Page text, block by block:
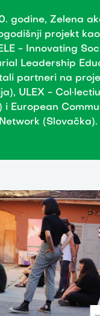
godine, Zelena
projekt
- Innovating
Leadership
partneri na
ULEX -
i European
(Slovačka).